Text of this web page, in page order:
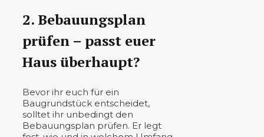
2. Bebauungsplan
prüfen – passt euer
Haus überhaupt?
Bevor ihr euch für ein
Baugrundstück entscheidet,
solltet ihr unbedingt den
Bebauungsplan prüfen. Er legt